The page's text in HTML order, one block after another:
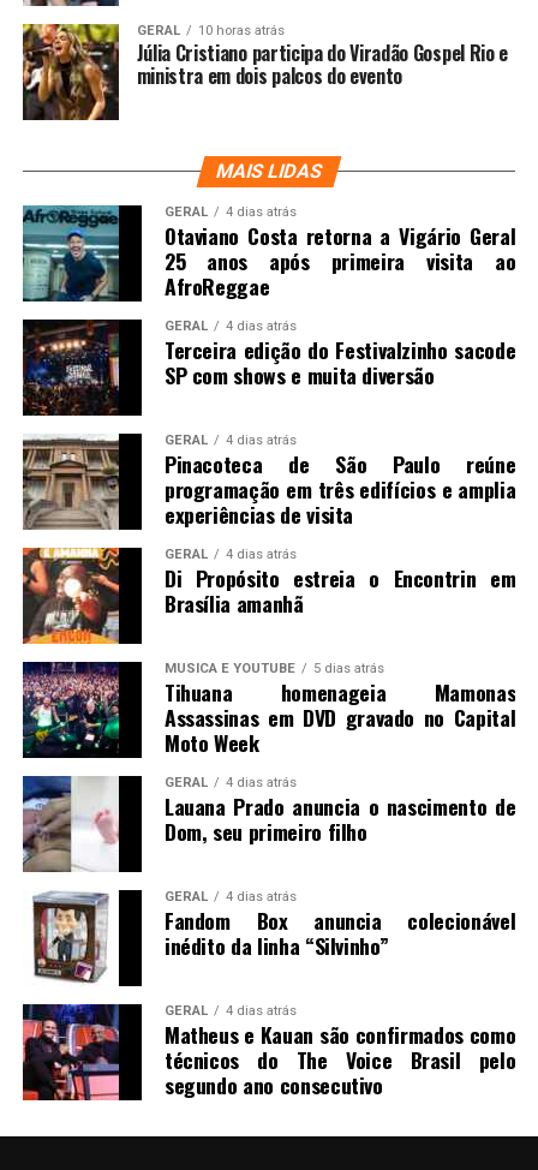
GERAL 10 horas atrás
Júlia Cristiano participa do Viradão Gospel Rio e
ministra em dois palcos do evento
MAIS LIDAS
GERAL 4 dias atrás
Otaviano Costa retorna a Vigário Geral
25 anos após primeira visita ao
AfroReggae
GERAL 4 dias atrás
Terceira edição do Festivalzinho sacode
SP com shows e muita diversão
GERAL 4 dias atrás
Pinacoteca de São Paulo reúne
programação em três edifícios e amplia
experiências de visita
GERAL 4 dias atrás
Di Propósito estreia o Encontrin em
Brasília amanhã
MUSICA E YOUTUBE 5 dias atrás
Tihuana homenageia Mamonas
Assassinas em DVD gravado no Capital
Moto Week
GERAL 4 dias atrás
Lauana Prado anuncia o nascimento de
Dom, seu primeiro filho
GERAL 4 dias atrás
Fandom Box anuncia colecionável
inédito da linha “Silvinho”
GERAL 4 dias atrás
Matheus e Kauan são confirmados como
técnicos do The Voice Brasil pelo
segundo ano consecutivo